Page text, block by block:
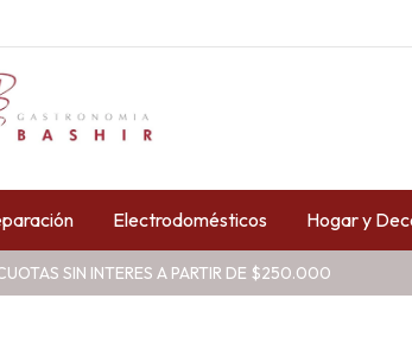
Electrodomésticos Hogar y
SIN INTERES A PARTIR DE $250.000